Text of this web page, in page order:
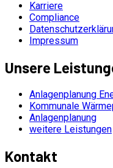
Karriere
Compliance
Impressum
Unsere
Anlagenplanung
Kommunale
Anlagenplanung
weitere Leistungen
Kontakt